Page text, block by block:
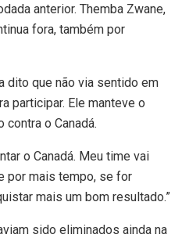
anterior. Themba Zwane,
fora, também por
dito que não via sentido em
participar. Ele manteve o
o Canadá.
o Canadá. Meu time vai
por mais tempo, se for
mais um bom resultado.”
sido eliminados ainda na